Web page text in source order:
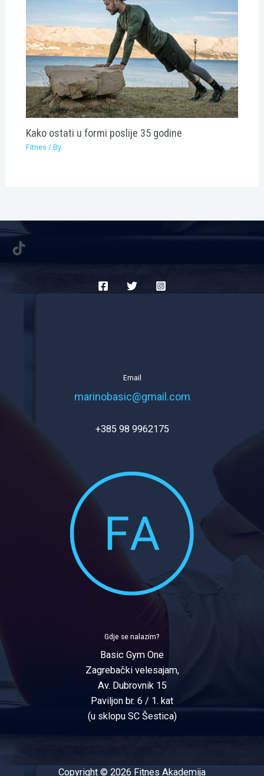
Kako ostati u formi poslije 35 godine
Fitnes / By
TikTok
Email
marinobasic@gmail.com
+385 98 9962175
Gdje se nalazim?
Basic Gym One
Zagrebački velesajam,
Av. Dubrovnik 15
Paviljon br. 6 / 1. kat
(u sklopu SC Šestica)
Copyright © 2026 Fitnes Akademija